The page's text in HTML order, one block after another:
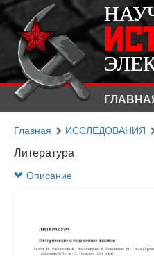
Главная ИССЛЕДОВАНИЯ
Литература
Описание